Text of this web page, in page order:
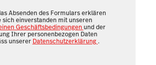
Absenden des Formulars erklären
sich einverstanden mit unseren
Geschäftsbedingungen und der
Ihrer personenbezogen Daten
unserer Datenschutzerklärung .